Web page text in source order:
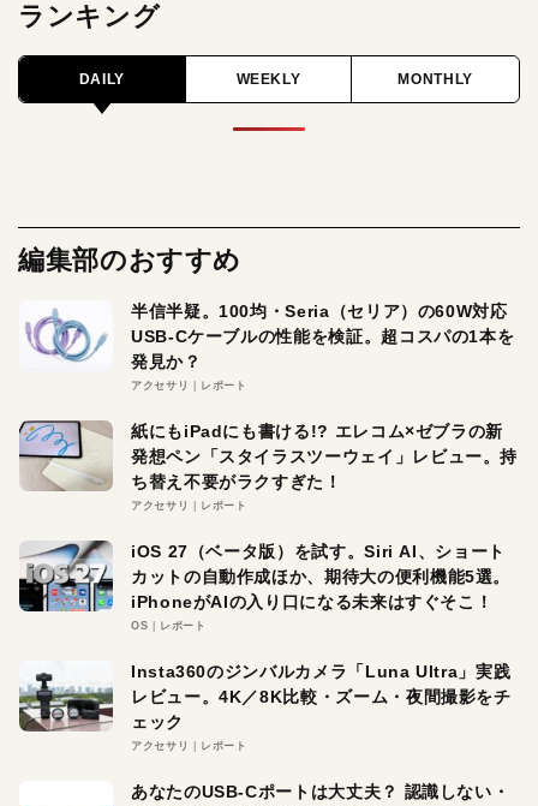
ランキング
DAILY WEEKLY MONTHLY
編集部のおすすめ
半信半疑。100均・Seria（セリア）の60W対応
USB-Cケーブルの性能を検証。超コスパの1本を
発見か？
アクセサリ レポート
紙にもiPadにも書ける!? エレコム×ゼブラの新
発想ペン「スタイラスツーウェイ」レビュー。持
ち替え不要がラクすぎた！
アクセサリ レポート
iOS 27（ベータ版）を試す。Siri AI、ショート
カットの自動作成ほか、期待大の便利機能5選。
iPhoneがAIの入り口になる未来はすぐそこ！
OS レポート
Insta360のジンバルカメラ「Luna Ultra」実践
レビュー。4K／8K比較・ズーム・夜間撮影をチ
ェック
アクセサリ レポート
あなたのUSB-Cポートは大丈夫？ 認識しない・